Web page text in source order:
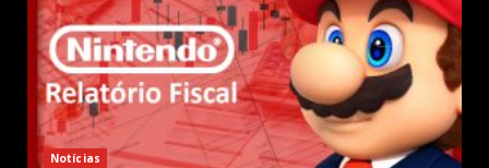
Notícias